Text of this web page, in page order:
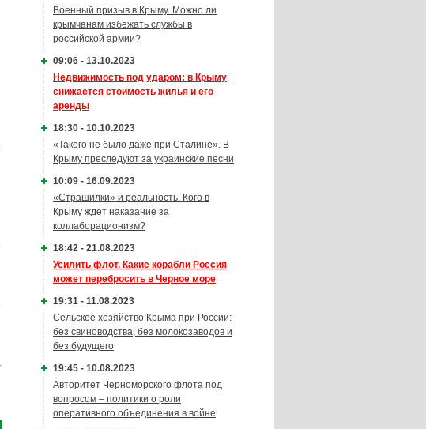
Военный призыв в Крыму. Можно ли
крымчанам избежать службы в
российской армии?
09:06 - 13.10.2023
Недвижимость под ударом: в Крыму
снижается стоимость жилья и его
аренды
18:30 - 10.10.2023
«Такого не было даже при Сталине». В
Крыму преследуют за украинские песни
10:09 - 16.09.2023
«Страшилки» и реальность. Кого в
Крыму ждет наказание за
коллаборационизм?
18:42 - 21.08.2023
Усилить флот. Какие корабли Россия
может перебросить в Черное море
19:31 - 11.08.2023
Сельское хозяйство Крыма при России:
без свиноводства, без молокозаводов и
без будущего
19:45 - 10.08.2023
Авторитет Черноморского флота под
вопросом – политики о роли
оперативного объединения в войне